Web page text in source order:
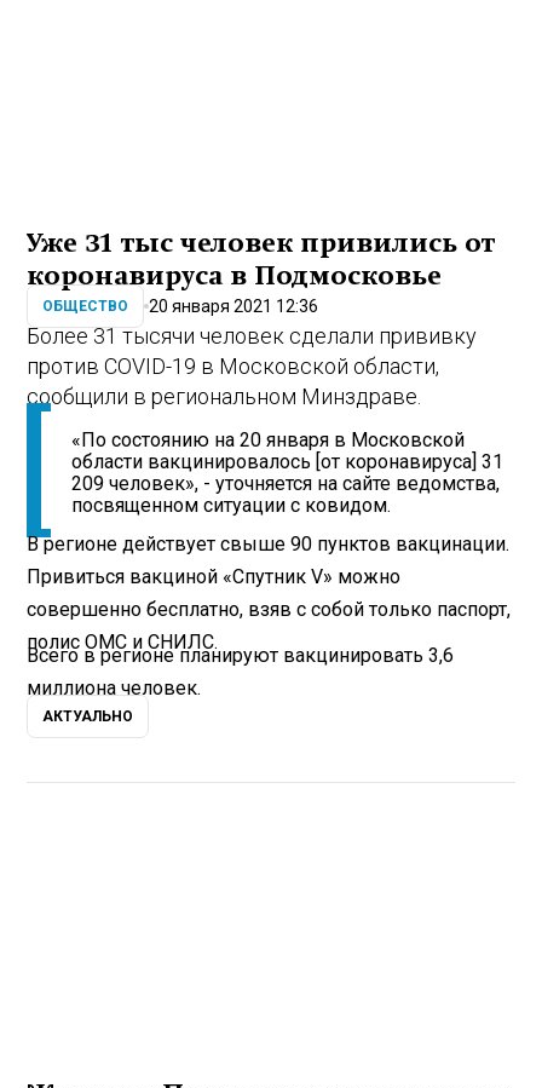
Уже 31 тыс человек привились от
коронавируса в Подмосковье
ОБЩЕСТВО 20 января 2021 12:36
Более 31 тысячи человек сделали прививку
против COVID-19 в Московской области,
сообщили в региональном Минздраве.
«По состоянию на 20 января в Московской
области вакцинировалось [от коронавируса] 31
209 человек», - уточняется на сайте ведомства,
посвященном ситуации с ковидом.
В регионе действует свыше 90 пунктов вакцинации.
Привиться вакциной «Спутник V» можно
совершенно бесплатно, взяв с собой только паспорт,
полис ОМС и СНИЛС.
Всего в регионе планируют вакцинировать 3,6
миллиона человек.
АКТУАЛЬНО